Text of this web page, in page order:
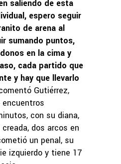
saliendo de esta
espero seguir
de arena al
sumando puntos,
en la cima y
cada partido que
y hay que llevarlo
Gutiérrez,
encuentros
con su diana,
dos arcos en
un penal, su
izquierdo y tiene 17